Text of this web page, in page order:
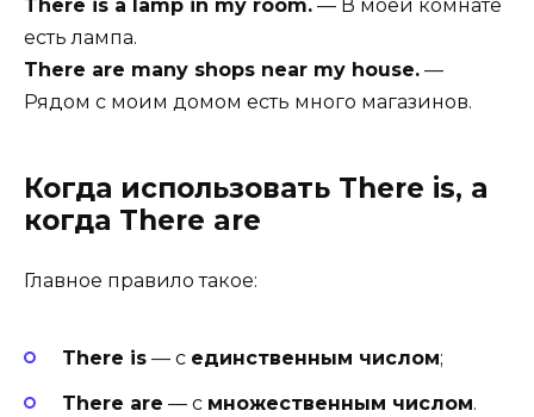
There is a lamp in my room. — В моей комнате
есть лампа.
There are many shops near my house. —
Рядом с моим домом есть много магазинов.
Когда использовать There is, а
когда There are
Главное правило такое:
There is — с единственным числом;
There are — с множественным числом.